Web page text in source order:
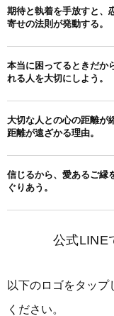
期待と執着を手放すと、
寄せの法則が発動する。
本当に困ってるときだか
れる人を大切にしよう。
大切な人との心の距離が
距離が遠ざかる理由。
信じるから、愛あるご縁
ぐりあう。
公式LINE
以下のロゴをタッ
ください。